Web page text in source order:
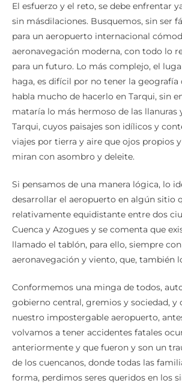
El esfuerzo y el reto, se debe enfrentar
sin másdilaciones. Busquemos, sin ser
para un aeropuerto internacional
aeronavegación moderna, con todo lo
para un futuro. Lo más complejo, el
haga, es difícil por no tener la geografía
habla mucho de hacerlo en Tarqui, sin
mataría lo más hermoso de las llanuras
Tarqui, cuyos paisajes son idílicos y
viajes por tierra y aire que ojos propios
miran con asombro y deleite.
Si pensamos de una manera lógica, lo
desarrollar el aeropuerto en algún sitio
relativamente equidistante entre dos
Cuenca y Azogues y se comenta que
llamado el tablón, para ello, siempre
aeronavegación y viento, que, también
Conformemos una minga de todos,
gobierno central, gremios y sociedad, y
nuestro impostergable aeropuerto,
volvamos a tener accidentes fatales
anteriormente y que fueron y son un
de los cuencanos, donde todas las
forma, perdimos seres queridos en los